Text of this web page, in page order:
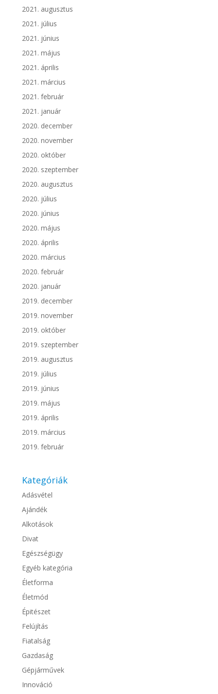
2021. augusztus
2021. július
2021. június
2021. május
2021. április
2021. március
2021. február
2021. január
2020. december
2020. november
2020. október
2020. szeptember
2020. augusztus
2020. július
2020. június
2020. május
2020. április
2020. március
2020. február
2020. január
2019. december
2019. november
2019. október
2019. szeptember
2019. augusztus
2019. július
2019. június
2019. május
2019. április
2019. március
2019. február
Kategóriák
Adásvétel
Ajándék
Alkotások
Divat
Egészségügy
Egyéb kategória
Életforma
Életmód
Épitészet
Felújítás
Fiatalság
Gazdaság
Gépjárművek
Innováció